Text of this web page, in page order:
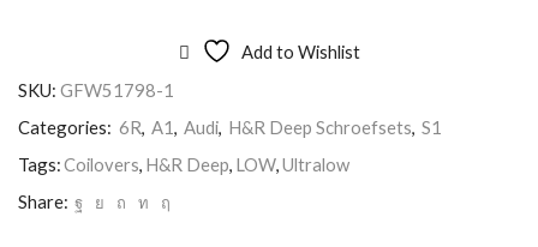
Add to Wishlist
SKU: GFW51798-1
Categories: 6R, A1, Audi, H&R Deep Schroefsets, S1
Tags:Coilovers, H&R Deep, LOW,Ultralow
Share: